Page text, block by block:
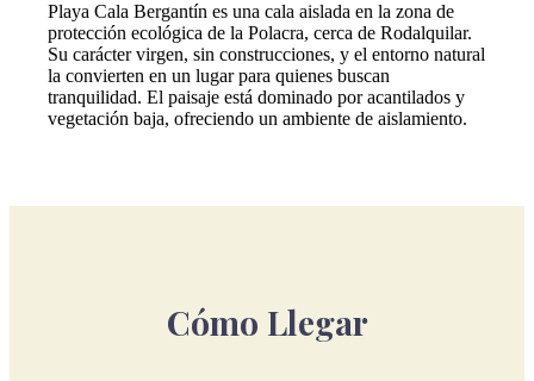
Playa Cala Bergantín es una cala aislada en la zona de
protección ecológica de la Polacra, cerca de Rodalquilar.
Su carácter virgen, sin construcciones, y el entorno natural
la convierten en un lugar para quienes buscan
tranquilidad. El paisaje está dominado por acantilados y
vegetación baja, ofreciendo un ambiente de aislamiento.
Cómo Llegar